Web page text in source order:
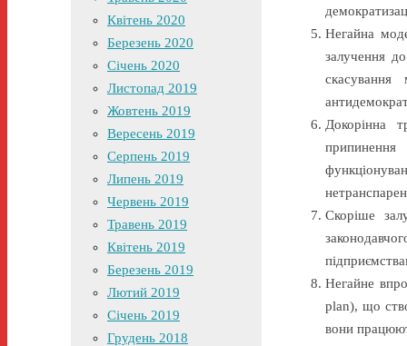
Негайна
залучення
скасування
Докорінна
припинення
Скоріше
Негайне
plan), що
вони
Квітень 2020
Березень 2020
Січень 2020
Листопад 2019
Жовтень 2019
Вересень 2019
Серпень 2019
Липень 2019
Червень 2019
Травень 2019
Квітень 2019
Березень 2019
Лютий 2019
Січень 2019
Грудень 2018